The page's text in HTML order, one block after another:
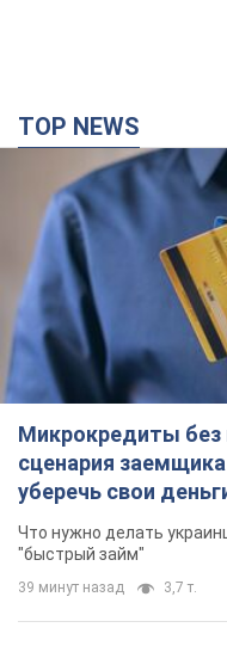
TOP NEWS
Микрокредиты без
сценария
уберечь свои
Что нужно делать
"быстрый займ"
39 минут назад 3,7 т.